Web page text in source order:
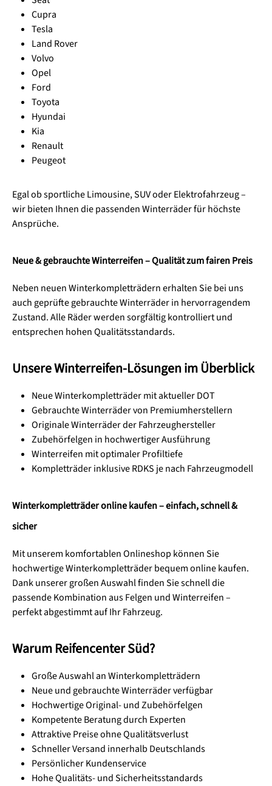
Cupra
Tesla
Land Rover
Volvo
Opel
Ford
Toyota
Hyundai
Kia
Renault
Peugeot
Egal ob sportliche Limousine, SUV oder Elektrofahrzeug –
wir bieten Ihnen die passenden Winterräder für höchste
Ansprüche.
Neue & gebrauchte Winterreifen – Qualität zum fairen Preis
Neben neuen Winterkompletträdern erhalten Sie bei uns
auch geprüfte gebrauchte Winterräder in hervorragendem
Zustand. Alle Räder werden sorgfältig kontrolliert und
entsprechen hohen Qualitätsstandards.
Unsere Winterreifen-Lösungen im Überblick
Neue Winterkompletträder mit aktueller DOT
Gebrauchte Winterräder von Premiumherstellern
Originale Winterräder der Fahrzeughersteller
Zubehörfelgen in hochwertiger Ausführung
Winterreifen mit optimaler Profiltiefe
Kompletträder inklusive RDKS je nach Fahrzeugmodell
Winterkompletträder online kaufen – einfach, schnell &
sicher
Mit unserem komfortablen Onlineshop können Sie
hochwertige Winterkompletträder bequem online kaufen.
Dank unserer großen Auswahl finden Sie schnell die
passende Kombination aus Felgen und Winterreifen –
perfekt abgestimmt auf Ihr Fahrzeug.
Warum Reifencenter Süd?
Große Auswahl an Winterkompletträdern
Neue und gebrauchte Winterräder verfügbar
Hochwertige Original- und Zubehörfelgen
Kompetente Beratung durch Experten
Attraktive Preise ohne Qualitätsverlust
Schneller Versand innerhalb Deutschlands
Persönlicher Kundenservice
Hohe Qualitäts- und Sicherheitsstandards